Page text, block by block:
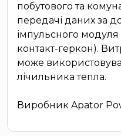
побутового та
передачі даних за
імпульсного
контакт-геркон).
може
лічильника тепла.
Виробник Apator